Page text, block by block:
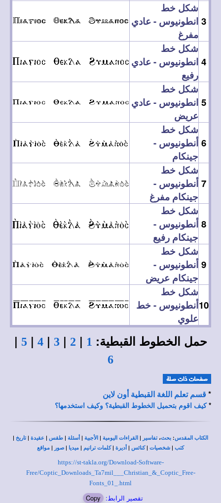
3
شكل خط
انطونيوس - عادي
مفرغ
4
شكل خط
انطونيوس - عادي
رفيع
5
شكل خط
انطونيوس - عادي
عريض
6
شكل خط
أنطونيوس -
جينكام
7
شكل خط
أنطونيوس -
جينكام مفرغ
8
شكل خط
أنطونيوس -
جينكام رفيع
9
شكل خط
أنطونيوس -
جينكام عريض
10
شكل خط
أنطونيوس - خط
علوي
حمل الخطوط القبطية: 1
|
2
|
3
|
4
|
5
|
6
* قسم تعلم اللغة القبطية أون لاين
*كيف اقوم بتحميل الخطوط القبطية؟ وكيف استخدمها؟
الكتاب المقدس: بحث،تفاسير | القراءات اليومية | الأجبية | أسئلة | طقس | عقيدة |تاريخ |
كتب | شخصيات |كنائس | أديرة |كلمات ترانيم | ميديا | صور | مواقع
https://st-takla.org/Download-Software-
Free/Coptic_Downloads_Ta7mil___Christian_&_Coptic_Free-
Fonts_01_.html
تقصير الرابط: Copy